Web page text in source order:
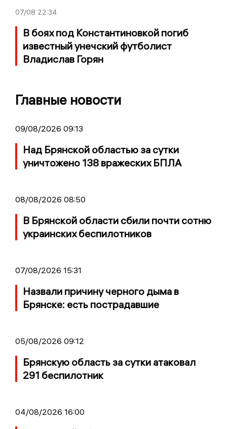
07/08 22:34
В боях под Константиновкой погиб
известный унечский футболист
Владислав Горян
Главные новости
09/08/2026 09:13
Над Брянской областью за сутки
уничтожено 138 вражеских БПЛА
08/08/2026 08:50
В Брянской области сбили почти сотню
украинских беспилотников
07/08/2026 15:31
Назвали причину черного дыма в
Брянске: есть пострадавшие
05/08/2026 09:12
Брянскую область за сутки атаковал
291 беспилотник
04/08/2026 16:00